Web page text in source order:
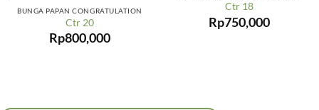
BUNGA PAPAN CONGRATULATION
Ctr 20
Rp800,000
Ctr 18
Rp750,000